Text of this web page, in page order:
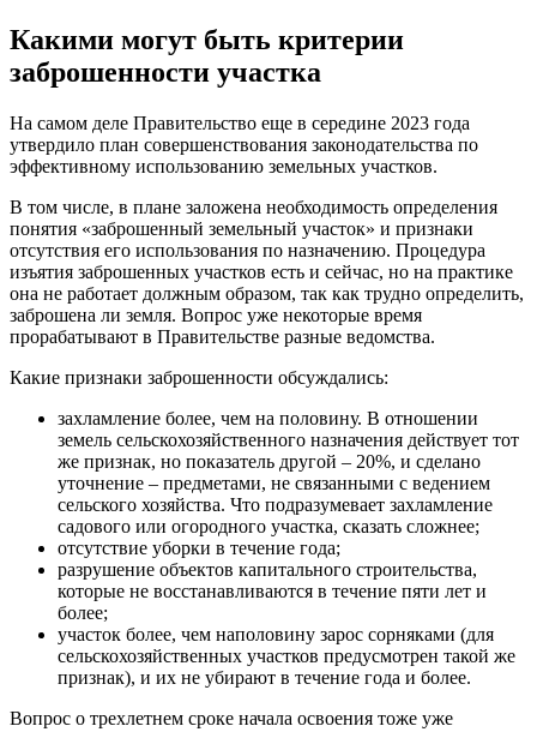
Какими могут быть критерии
заброшенности участка
На самом деле Правительство еще в середине 2023 года
утвердило план совершенствования законодательства по
эффективному использованию земельных участков.
В том числе, в плане заложена необходимость определения
понятия «заброшенный земельный участок» и признаки
отсутствия его использования по назначению. Процедура
изъятия заброшенных участков есть и сейчас, но на практике
она не работает должным образом, так как трудно определить,
заброшена ли земля. Вопрос уже некоторые время
прорабатывают в Правительстве разные ведомства.
Какие признаки заброшенности обсуждались:
захламление более, чем на половину. В отношении
земель сельскохозяйственного назначения действует тот
же признак, но показатель другой – 20%, и сделано
уточнение – предметами, не связанными с ведением
сельского хозяйства. Что подразумевает захламление
садового или огородного участка, сказать сложнее;
отсутствие уборки в течение года;
разрушение объектов капитального строительства,
которые не восстанавливаются в течение пяти лет и
более;
участок более, чем наполовину зарос сорняками (для
сельскохозяйственных участков предусмотрен такой же
признак), и их не убирают в течение года и более.
Вопрос о трехлетнем сроке начала освоения тоже уже